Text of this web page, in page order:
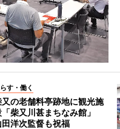
す・働く
又の老舗料亭跡地に観光施
「柴又川甚まちなみ館」
田洋次監督も祝福